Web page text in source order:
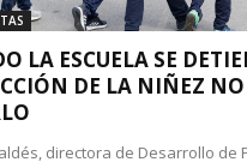
LA ESCUELA SE
DE LA NIÑEZ NO
directora de Desarrollo de